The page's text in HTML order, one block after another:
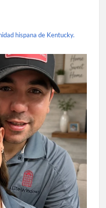
hispana de Kentucky.